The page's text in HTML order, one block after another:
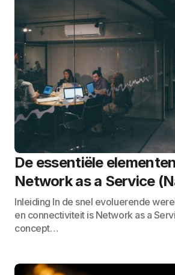
De essentiële
Network as a Service
Inleiding In de snel evoluerende
en connectiviteit is Network as a
concept…